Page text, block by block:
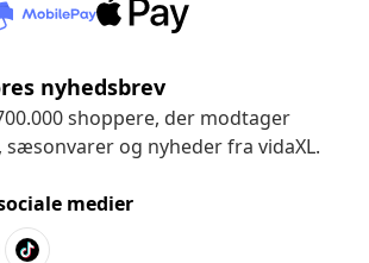
nyhedsbrev
shoppere, der modtager
og nyheder fra vidaXL.
medier